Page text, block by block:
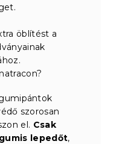
öblítést a
szorosan
el. Csak
lepedőt,